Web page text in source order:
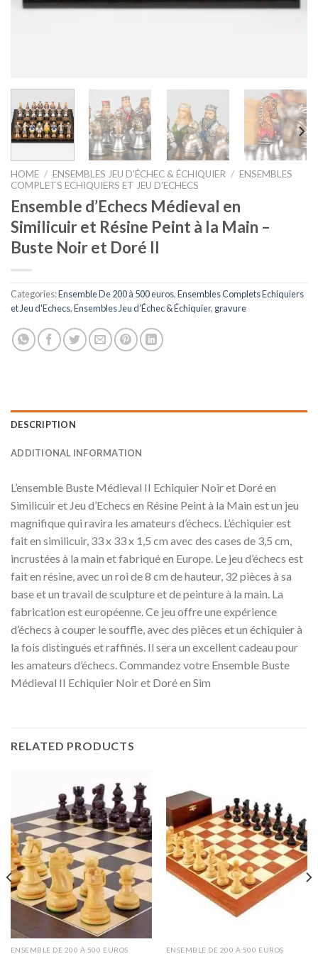
HOME / ENSEMBLES JEU D’ÉCHEC & ÉCHIQUIER / ENSEMBLES
COMPLETS ECHIQUIERS ET JEU D'ECHECS
Ensemble d’Echecs Médieval en
Similicuir et Résine Peint à la Main –
Buste Noir et Doré II
Categories:Ensemble De 200 à 500 euros,Ensembles Complets Echiquiers
et Jeu d'Echecs,Ensembles Jeu d’Échec & Échiquier, gravure
DESCRIPTION
ADDITIONAL INFORMATION
L’ensemble Buste Médieval II Echiquier Noir et Doré en
Similicuir et Jeu d’Echecs en Résine Peint à la Main est un jeu
magnifique qui ravira les amateurs d’échecs. L’échiquier est
fait en similicuir, 33 x 33 x 1,5 cm avec des cases de 3,5 cm,
incrustées à la main et fabriqué en Europe. Le jeu d’échecs est
fait en résine, avec un roi de 8 cm de hauteur, 32 pièces à sa
base et un travail de sculpture et de peinture à la main. La
fabrication est européenne. Ce jeu offre une expérience
d’échecs à couper le souffle, avec des pièces et un échiquier à
la fois distingués et raffinés. Il sera un excellent cadeau pour
les amateurs d’échecs. Commandez votre Ensemble Buste
Médieval II Echiquier Noir et Doré en Sim
RELATED PRODUCTS
ENSEMBLE DE 200 À 500 EUROS ENSEMBLE DE 200 À 500 EUROS